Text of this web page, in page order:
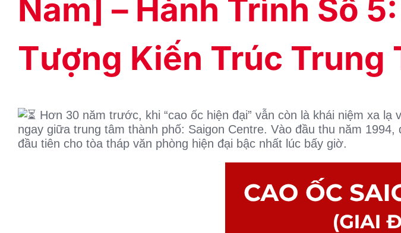
Nam] – Hành Trình Số
Tượng Kiến Trúc Trung
Hơn 30 năm trước, khi “cao ốc hiện đại” vẫn còn là khái niệm xa
ngay giữa trung tâm thành phố: Saigon Centre. Vào đầu thu năm
đầu tiên cho tòa tháp văn phòng hiện đại bậc nhất lúc bấy giờ.